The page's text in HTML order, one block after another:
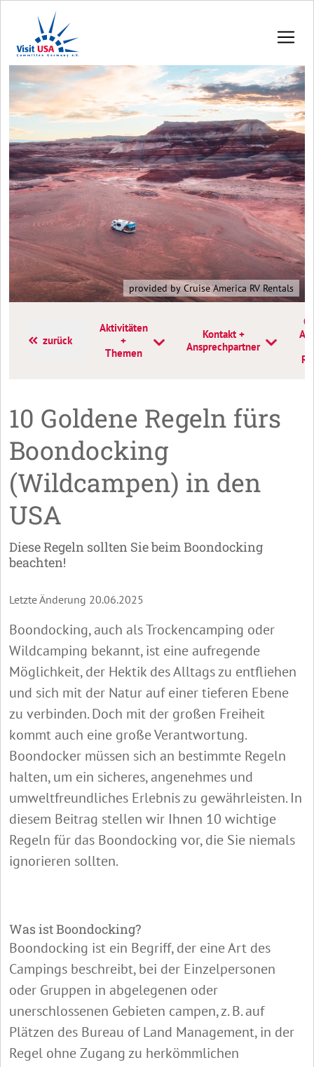
provided by Cruise America RV Rentals
zurück
Aktivitäten
+
Themen
Kontakt +
Ansprechpartner
10 Goldene Regeln fürs
Boondocking
(Wildcampen) in den
USA
Diese Regeln sollten Sie beim Boondocking
beachten!
Letzte Änderung 20.06.2025
Boondocking, auch als Trockencamping oder
Wildcamping bekannt, ist eine aufregende
Möglichkeit, der Hektik des Alltags zu entfliehen
und sich mit der Natur auf einer tieferen Ebene
zu verbinden. Doch mit der großen Freiheit
kommt auch eine große Verantwortung.
Boondocker müssen sich an bestimmte Regeln
halten, um ein sicheres, angenehmes und
umweltfreundliches Erlebnis zu gewährleisten. In
diesem Beitrag stellen wir Ihnen 10 wichtige
Regeln für das Boondocking vor, die Sie niemals
ignorieren sollten.
Was ist Boondocking?
Boondocking ist ein Begriff, der eine Art des
Campings beschreibt, bei der Einzelpersonen
oder Gruppen in abgelegenen oder
unerschlossenen Gebieten campen, z. B. auf
Plätzen des Bureau of Land Management, in der
Regel ohne Zugang zu herkömmlichen